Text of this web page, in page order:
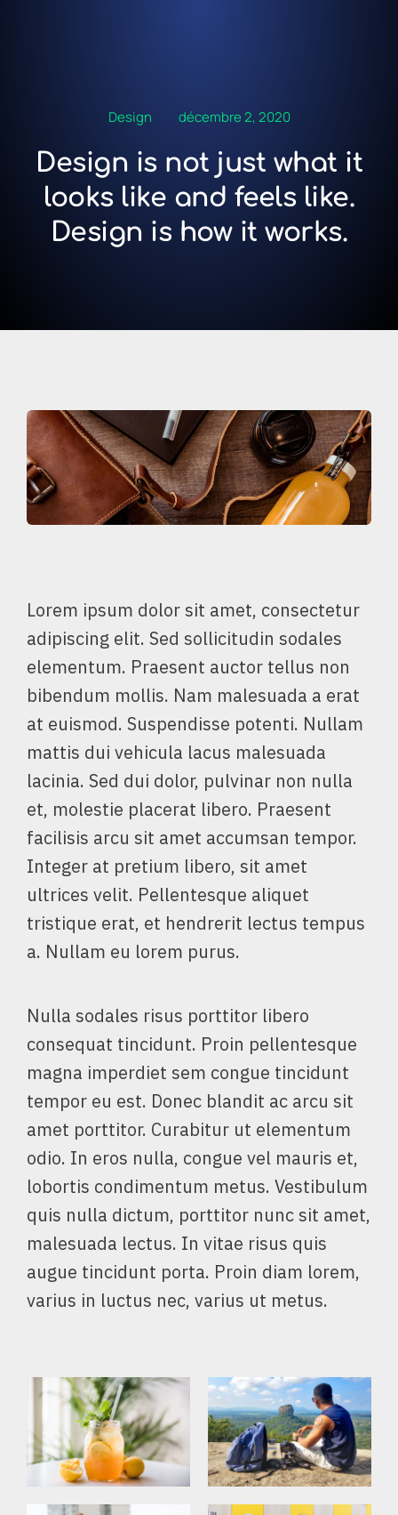
Design décembre 2, 2020
Design is not just what it
looks like and feels like.
Design is how it works.
Lorem ipsum dolor sit amet, consectetur
adipiscing elit. Sed sollicitudin sodales
elementum. Praesent auctor tellus non
bibendum mollis. Nam malesuada a erat
at euismod. Suspendisse potenti. Nullam
mattis dui vehicula lacus malesuada
lacinia. Sed dui dolor, pulvinar non nulla
et, molestie placerat libero. Praesent
facilisis arcu sit amet accumsan tempor.
Integer at pretium libero, sit amet
ultrices velit. Pellentesque aliquet
tristique erat, et hendrerit lectus tempus
a. Nullam eu lorem purus.
Nulla sodales risus porttitor libero
consequat tincidunt. Proin pellentesque
magna imperdiet sem congue tincidunt
tempor eu est. Donec blandit ac arcu sit
amet porttitor. Curabitur ut elementum
odio. In eros nulla, congue vel mauris et,
lobortis condimentum metus. Vestibulum
quis nulla dictum, porttitor nunc sit amet,
malesuada lectus. In vitae risus quis
augue tincidunt porta. Proin diam lorem,
varius in luctus nec, varius ut metus.